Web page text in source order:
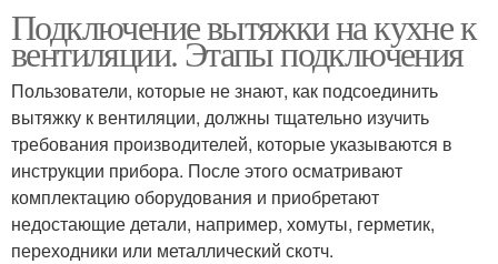
Подключение вытяжки на кухне к
вентиляции. Этапы подключения
Пользователи, которые не знают, как подсоединить
вытяжку к вентиляции, должны тщательно изучить
требования производителей, которые указываются в
инструкции прибора. После этого осматривают
комплектацию оборудования и приобретают
недостающие детали, например, хомуты, герметик,
переходники или металлический скотч.